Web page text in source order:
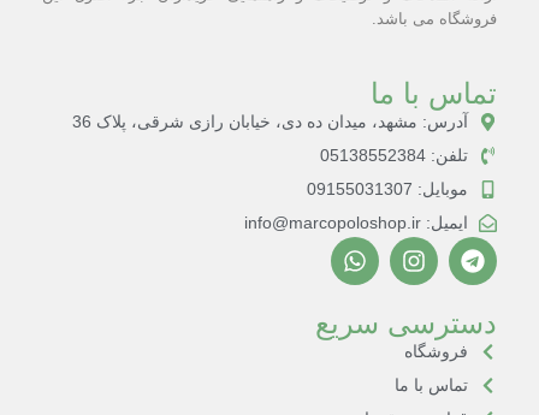
فروشگاه می باشد.
تماس با ما
آدرس: مشهد، میدان ده دی، خیابان رازی شرقی، پلاک 36
تلفن: 05138552384
موبایل: 09155031307
ایمیل: info@marcopoloshop.ir
دسترسی سریع
فروشگاه
تماس با ما